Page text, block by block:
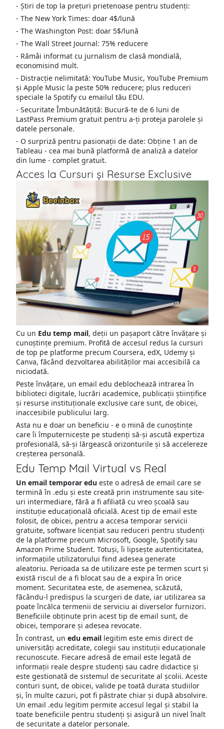
- Știri de top la prețuri prietenoase pentru studenți:
- The New York Times: doar 4$/lună
- The Washington Post: doar 5$/lună
- The Wall Street Journal: 75% reducere
- Rămâi informat cu jurnalism de clasă mondială,
economisind mult.
- Distracție nelimitată: YouTube Music, YouTube Premium
și Apple Music la peste 50% reducere; plus reduceri
speciale la Spotify cu emailul tău EDU.
- Securitate Îmbunătățită: Bucură-te de 6 luni de
LastPass Premium gratuit pentru a-ți proteja parolele și
datele personale.
- O surpriză pentru pasionații de date: Obține 1 an de
Tableau - cea mai bună platformă de analiză a datelor
din lume - complet gratuit.
Acces la Cursuri și Resurse Exclusive
Cu un Edu temp mail, deții un pașaport către învățare și
cunoștințe premium. Profită de accesul redus la cursuri
de top pe platforme precum Coursera, edX, Udemy și
Canva, făcând dezvoltarea abilităților mai accesibilă ca
niciodată.
Peste învățare, un email edu deblochează intrarea în
biblioteci digitale, lucrări academice, publicații științifice
și resurse instituționale exclusive care sunt, de obicei,
inaccesibile publicului larg.
Asta nu e doar un beneficiu - e o mină de cunoștințe
care îi împuternicește pe studenți să-și ascută expertiza
profesională, să-și lărgească orizonturile și să accelereze
creșterea personală.
Edu Temp Mail Virtual vs Real
Un email temporar edueste o adresă de email care se
termină în .edu și este creată prin instrumente sau site-
uri intermediare, fără a fi afiliată cu vreo școală sau
instituție educațională oficială. Acest tip de email este
folosit, de obicei, pentru a accesa temporar servicii
gratuite, software licențiat sau reduceri pentru studenți
de la platforme precum Microsoft, Google, Spotify sau
Amazon Prime Student. Totuși, îi lipsește autenticitatea,
informațiile utilizatorului fiind adesea generate
aleatoriu. Perioada sa de utilizare este pe termen scurt și
există riscul de a fi blocat sau de a expira în orice
moment. Securitatea este, de asemenea, scăzută,
făcându-l predispus la scurgeri de date, iar utilizarea sa
poate încălca termenii de serviciu ai diverselor furnizori.
Beneficiile obținute prin acest tip de email sunt, de
obicei, temporare și adesea revocate.
În contrast, un edu emaillegitim este emis direct de
universități acreditate, colegii sau instituții educaționale
recunoscute. Fiecare adresă de email este legată de
informații reale despre studenți sau cadre didactice și
este gestionată de sistemul de securitate al școlii. Aceste
conturi sunt, de obicei, valide pe toată durata studiilor
și, în multe cazuri, pot fi păstrate chiar și după absolvire.
Un email .edu legitim permite accesul legal și stabil la
toate beneficiile pentru studenți și asigură un nivel înalt
de securitate a datelor personale.